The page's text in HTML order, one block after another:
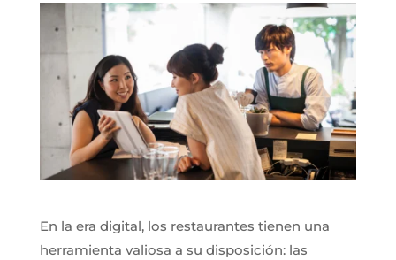
En la era digital, los restaurantes tienen una
herramienta valiosa a su disposición: las